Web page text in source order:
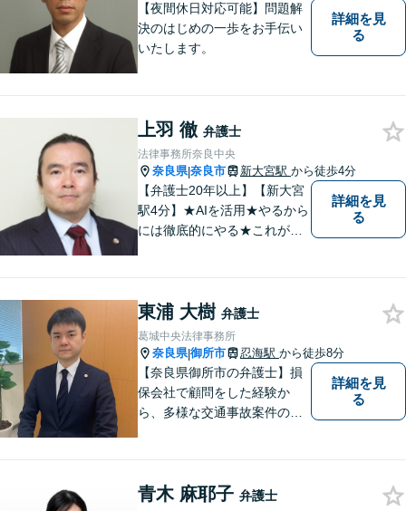
【夜間休日対応可能】問題解
決のはじめの一歩をお手伝い
いたします。
詳細を見
る
上羽 徹 弁護士
法律事務所奈良中央
奈良県|奈良市 新大宮駅 から徒歩4分
【弁護士20年以上】【新大宮
駅4分】★AIを活用★やるから
には徹底的にやる★これが私
も惜しみません！「不安を安
心に」丁寧にサポートしま
す。お気軽にご相談ください
詳細を見
る
東浦 大樹 弁護士
葛城中央法律事務所
奈良県|御所市 忍海駅 から徒歩8分
【奈良県御所市の弁護士】損
保会社で顧問をした経験か
ら、多様な交通事故案件の対
す。
詳細を見
る
青木 麻耶子 弁護士